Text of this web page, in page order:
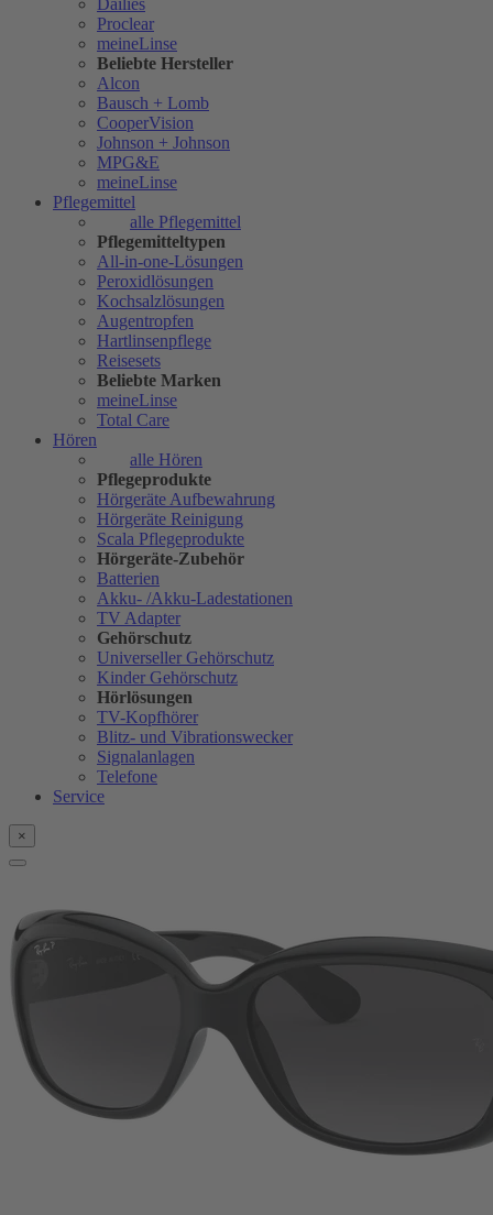
Dailies
Proclear
meineLinse
Beliebte Hersteller
Alcon
Bausch + Lomb
CooperVision
Johnson + Johnson
MPG&E
meineLinse
Pflegemittel
alle Pflegemittel
Pflegemitteltypen
All-in-one-Lösungen
Peroxidlösungen
Kochsalzlösungen
Augentropfen
Hartlinsenpflege
Reisesets
Beliebte Marken
meineLinse
Total Care
Hören
alle Hören
Pflegeprodukte
Hörgeräte Aufbewahrung
Hörgeräte Reinigung
Scala Pflegeprodukte
Hörgeräte-Zubehör
Batterien
Akku- /Akku-Ladestationen
TV Adapter
Gehörschutz
Universeller Gehörschutz
Kinder Gehörschutz
Hörlösungen
TV-Kopfhörer
Blitz- und Vibrationswecker
Signalanlagen
Telefone
Service
×